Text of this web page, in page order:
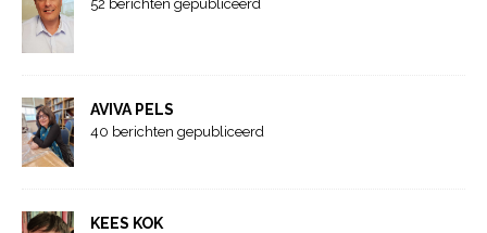
52 berichten gepubliceerd
AVIVA PELS
40 berichten gepubliceerd
KEES KOK